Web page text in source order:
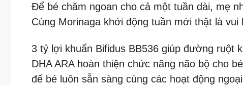
Để bé chăm ngoan cho cả một tuần dài, mẹ
Cùng Morinaga khởi động tuần mới thật là
3 tỷ lợi khuẩn Bifidus BB536 giúp đường ruột
DHA ARA hoàn thiện chức năng não bộ cho
để bé luôn sẵn sàng cùng các hoạt động